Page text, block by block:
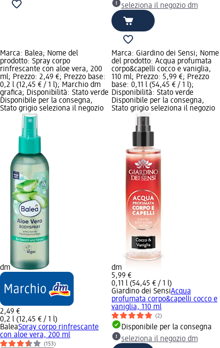
seleziona il negozio dm
Marca: Balea; Nome del
prodotto: Spray corpo
rinfrescante con aloe vera, 200
ml; Prezzo: 2,49 €; Prezzo base:
0,2 l (12,45 € / 1 l); Marchio dm
grafica; Disponibilità: Stato verde
Disponibile per la consegna,
Stato grigio seleziona il negozio
dm
2,49 €
0,2 l (12,45 € / 1 l)
BaleaSpray corpo rinfrescante
con aloe vera, 200 ml
(153)
Marca: Giardino dei Sensi; Nome
del prodotto: Acqua profumata
corpo&capelli cocco e vaniglia,
110 ml; Prezzo: 5,99 €; Prezzo
base: 0,11 l (54,45 € / 1 l);
Disponibilità: Stato verde
Disponibile per la consegna,
Stato grigio seleziona il negozio
dm
5,99 €
0,11 l (54,45 € / 1 l)
Giardino dei SensiAcqua
profumata corpo&capelli cocco e
vaniglia, 110 ml
(2)
Disponibile per la consegna
seleziona il negozio dm